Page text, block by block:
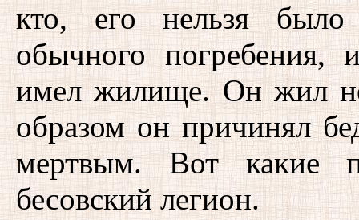
кто, его нельзя
обычного погребения,
имел жилище. Он жил
образом он причинял
мертвым. Вот какие
бесовский легион.